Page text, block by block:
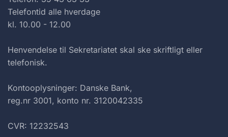
Telefontid alle hverdage
kl. 10.00 - 12.00
Henvendelse til Sekretariatet skal ske skriftligt eller
telefonisk.
Kontooplysninger: Danske Bank,
reg.nr 3001, konto nr. 3120042335
CVR: 12232543